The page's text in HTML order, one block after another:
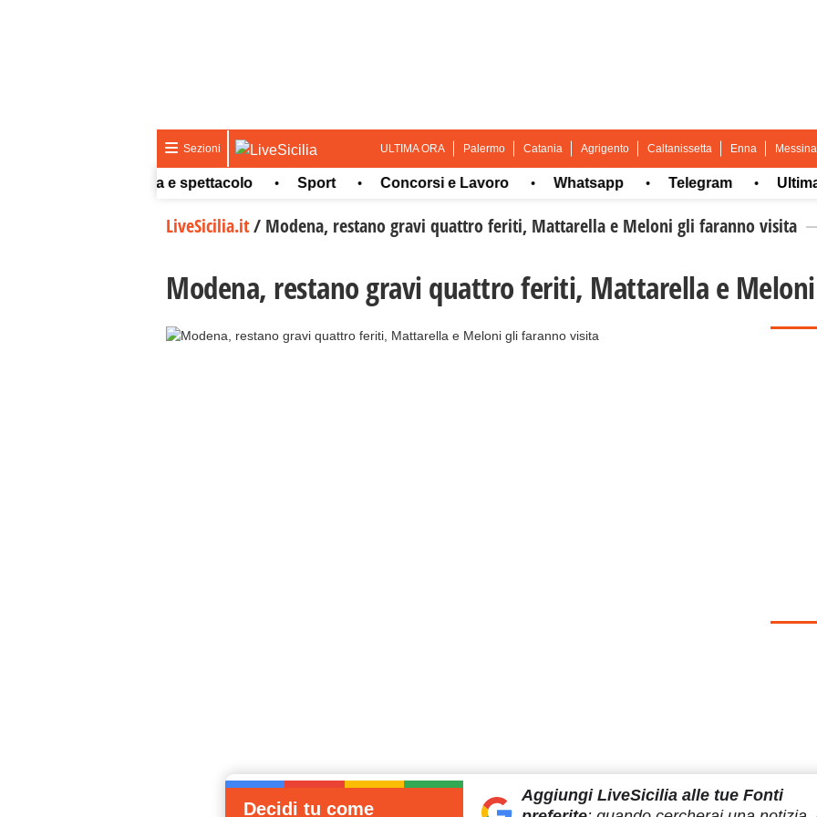
Sezioni ULTIMA ORA Palermo Catania Agrigento Caltanissetta Enna Messina
Cultura e spettacolo • Sport • Concorsi e Lavoro • Whatsapp • Telegram • Ultima
LiveSicilia.it/ Modena, restano gravi quattro feriti, Mattarella e Meloni gli faranno visita
Modena, restano gravi quattro feriti, Mattarella e
Decidi tu come
Aggiungi LiveSiciliaalle tue Fonti